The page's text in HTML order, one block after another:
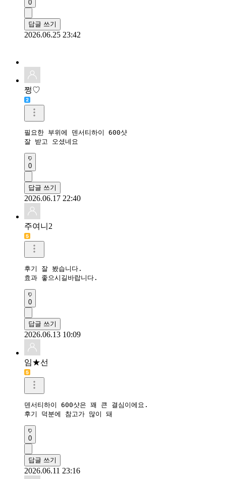
0
답글 쓰기
2026.06.25 23:42
쩡♡
필요한 부위에 덴서티하이 600샷
잘 받고 오셨네요
0
답글 쓰기
2026.06.17 22:40
주여니2
후기 잘 봤습니다.
효과 좋으시길바랍니다.
0
답글 쓰기
2026.06.13 10:09
임★선
덴서티하이 600샷은 꽤 큰 결심이에요.
후기 덕분에 참고가 많이 돼
0
답글 쓰기
2026.06.11 23:16